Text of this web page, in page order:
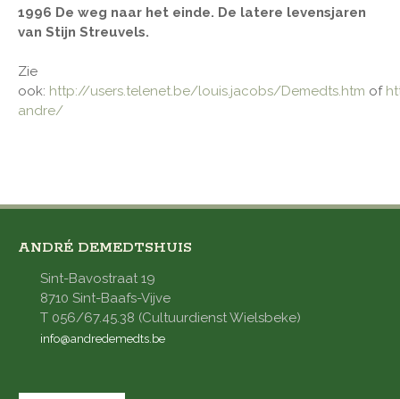
1996 De weg naar het einde. De latere levensjaren
van Stijn Streuvels.
Zie
ook: http://users.telenet.be/louis.jacobs/Demedts.htm of
andre/
ANDRÉ DEMEDTSHUIS
Sint-Bavostraat 19
8710 Sint-Baafs-Vijve
T 056/67.45.38 (Cultuurdienst Wielsbeke)
info@andredemedts.be